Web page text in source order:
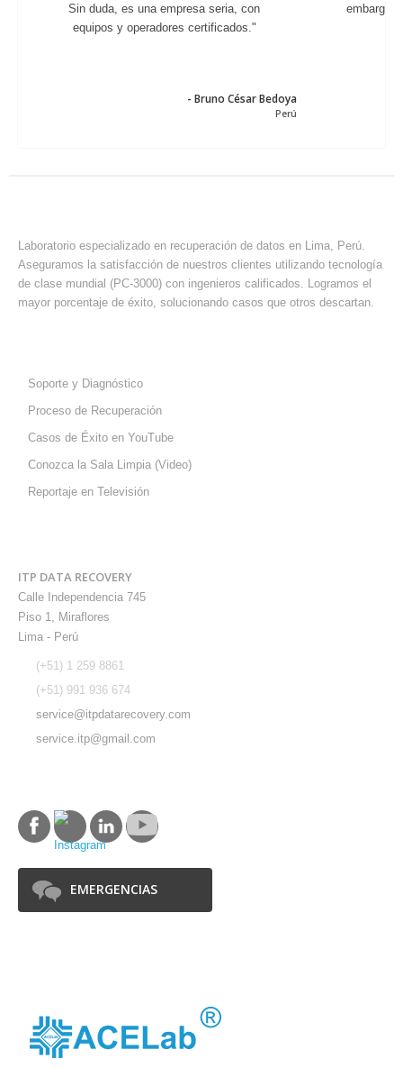
Sin duda, es una empresa seria, con
equipos y operadores certificados."
- Bruno César Bedoya
Perú
embargo,
Laboratorio especializado en recuperación de datos en Lima, Perú.
Aseguramos la satisfacción de nuestros clientes utilizando tecnología
de clase mundial (PC-3000) con ingenieros calificados. Logramos el
mayor porcentaje de éxito, solucionando casos que otros descartan.
Soporte y Diagnóstico
Proceso de Recuperación
Casos de Éxito en YouTube
Conozca la Sala Limpia (Video)
Reportaje en Televisión
ITP DATA RECOVERY
Calle Independencia 745
Piso 1, Miraflores
Lima - Perú
(+51) 1 259 8861
(+51) 991 936 674
service@itpdatarecovery.com
service.itp@gmail.com
EMERGENCIAS